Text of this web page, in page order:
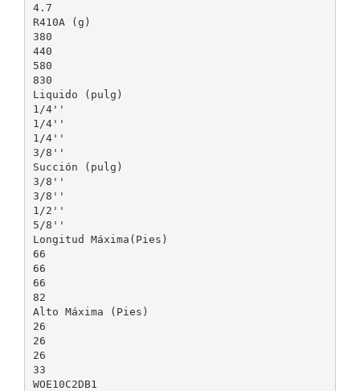
4.7
R410A (g)
380
440
580
830
Liquido (pulg)
1/4''
1/4''
1/4''
3/8''
Succión (pulg)
3/8''
3/8''
1/2''
5/8''
Longitud Máxima(Pies)
66
66
66
82
Alto Máxima (Pies)
26
26
26
33
WOE10C2DB1